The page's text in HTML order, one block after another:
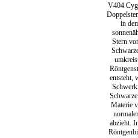
V404
in
Stern
entsteht,
Materie
abzieht.